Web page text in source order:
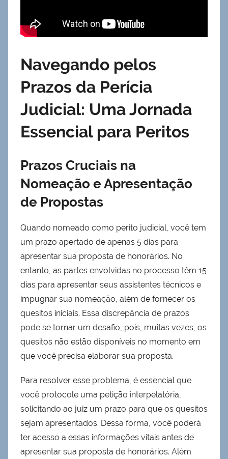
Navegando pelos
Prazos da Perícia
Judicial: Uma Jornada
Essencial para Peritos
Prazos Cruciais na
Nomeação e Apresentação
de Propostas
Quando nomeado como perito judicial, você tem
um prazo apertado de apenas 5 dias para
apresentar sua proposta de honorários. No
entanto, as partes envolvidas no processo têm 15
dias para apresentar seus assistentes técnicos e
impugnar sua nomeação, além de fornecer os
quesitos iniciais. Essa discrepância de prazos
pode se tornar um desafio, pois, muitas vezes, os
quesitos não estão disponíveis no momento em
que você precisa elaborar sua proposta.
Para resolver esse problema, é essencial que
você protocole uma petição interpelatória,
solicitando ao juiz um prazo para que os quesitos
sejam apresentados. Dessa forma, você poderá
ter acesso a essas informações vitais antes de
apresentar sua proposta de honorários. Além